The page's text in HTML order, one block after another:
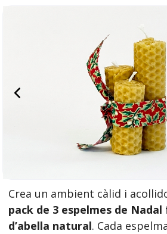
Crea un ambient càlid i
pack de 3 espelmes de
d’abella natural. Cada